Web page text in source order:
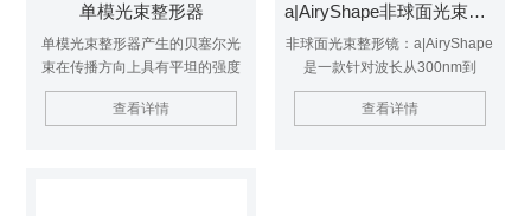
单模光束整形器
单模光束整形器产生的贝塞尔光
束在传播方向上具有平坦的强度
分布。当与客户提供的缩小光学
元件配合使用时。
查看详情
a|AiryShape非球面光束整形镜
非球面光束整形镜：a|AiryShape
是一款针对波长从300nm到
1600nm优化的光束整形器件。这
种光束整形元件与聚焦透镜结合
查看详情